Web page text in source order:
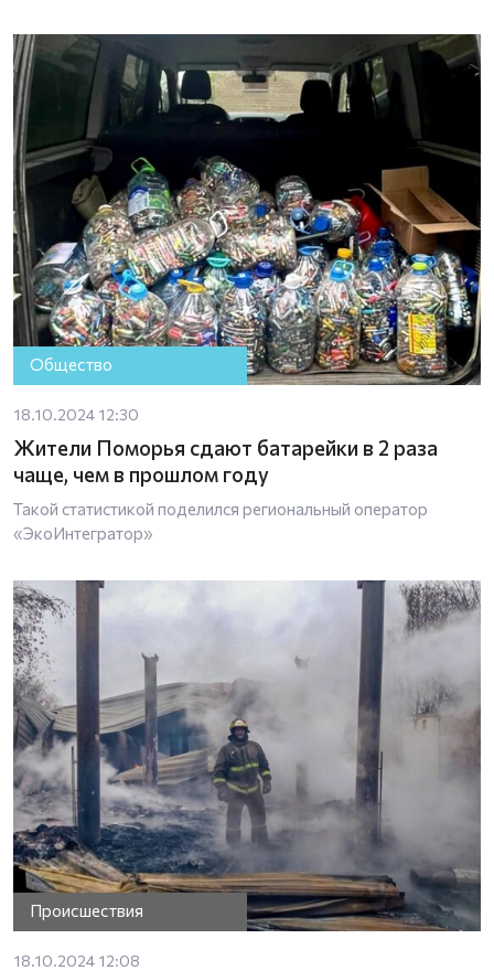
Общество
18.10.2024 12:30
Жители Поморья сдают батарейки в 2 раза
чаще, чем в прошлом году
Такой статистикой поделился региональный оператор
«ЭкоИнтегратор»
Происшествия
18.10.2024 12:08